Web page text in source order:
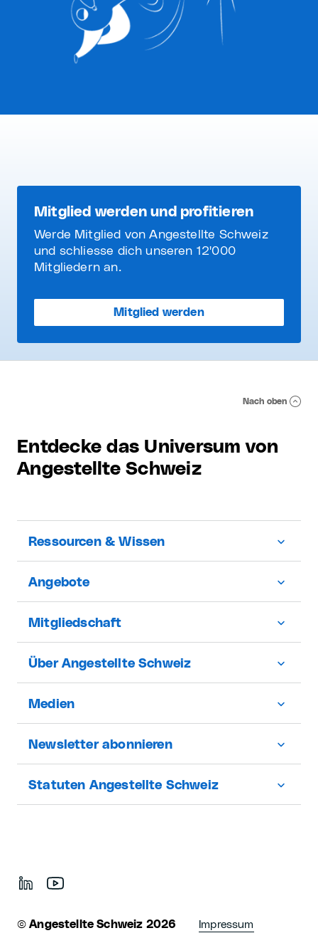
Mitglied werden und profitieren
Werde Mitglied von Angestellte Schweiz
und schliesse dich unseren 12'000
Mitgliedern an.
Mitglied werden
Nach oben
Entdecke das Universum von
Angestellte Schweiz
Ressourcen & Wissen
Angebote
Mitgliedschaft
Über Angestellte Schweiz
Medien
Newsletter abonnieren
Statuten Angestellte Schweiz
© Angestellte Schweiz 2026 Impressum